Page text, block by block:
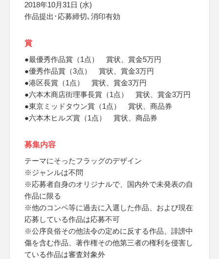
2018年10月31日 (水)
作品提出･応募締切､消印有効
賞
●最優秀作品賞（1点） 賞状、賞金5万円
●優秀作品賞（3点） 賞状、賞金3万円
●港区長賞（1点） 賞状、賞金3万円
●六本木商店街理事長賞（1点） 賞状、賞金3万円
●東京ミッドタウン賞（1点） 賞状、商品券
●六本木ヒルズ賞（1点） 賞状、商品券
募集内容
テーマにそったフラッグのデザイン
※ジャンルは不問
※応募者自身のオリジナルで、国内外で未発表の自
作品に限る
※他のコンペ等に過去に入選した作品、および現在
応募している作品は応募不可
※公序良俗その他法令の定めに反する作品、誹謗中
傷を含む作品、著作権その他第三者の権利を侵害し
ている作品は審査対象外